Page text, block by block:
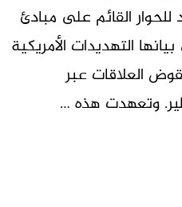
القائم على مبادئ
التهديدات الأمريكية
العلاقات عبر
وتعهدت هذه …